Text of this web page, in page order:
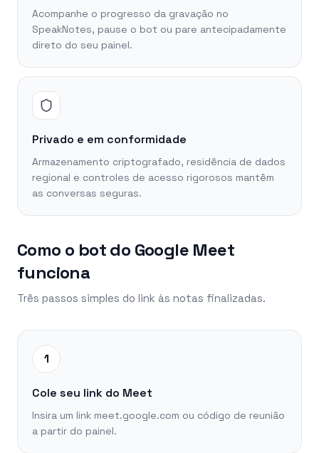
Acompanhe o progresso da gravação no
SpeakNotes, pause o bot ou pare antecipadamente
direto do seu painel.
Privado e em conformidade
Armazenamento criptografado, residência de dados
regional e controles de acesso rigorosos mantêm
as conversas seguras.
Como o bot do Google Meet
funciona
Três passos simples do link às notas finalizadas.
1
Cole seu link do Meet
Insira um link meet.google.com ou código de reunião
a partir do painel.